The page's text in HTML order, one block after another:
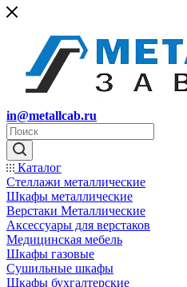
in@metallcab.ru
Каталог
Стеллажи металлические
Шкафы металлические
Верстаки Металлические
Аксессуары для верстаков
Медицинская мебель
Шкафы газовые
Сушильные шкафы
Шкафы бухгалтерские